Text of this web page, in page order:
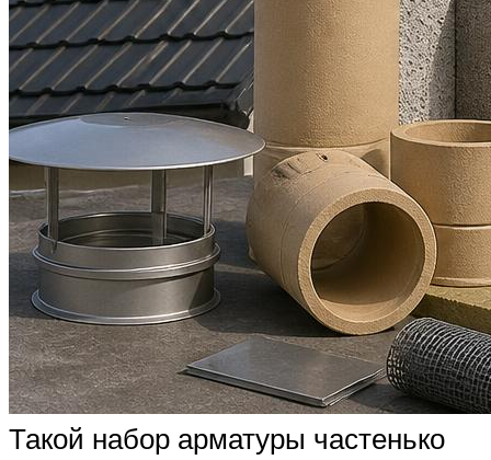
Такой набор арматуры частенько